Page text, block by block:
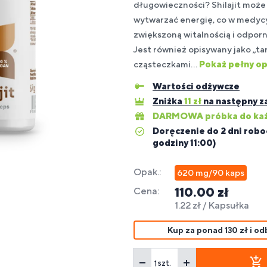
Batony
fitness,
i na stawy
zwierząt
ciała
Budowanie
masy
mięśniowej
dla
Spalacze
tłuszczu
Dla osób
z alergią
na soję
Dla
i
Dla
HYROX
długowieczności? Shilajit
wytwarzać energię, co w
zwiększoną witalnością i
Jest również opisywany jako
cząsteczkami... Pokaż pełny
Wartości odżywcze
Zniżka 11 zł na następny
DARMOWA próbka do
Doręczenie do 2 dni
godziny 11:00)
Opak.: 620 mg/90 kaps
Cena: 110.00 zł
1.22 zł / Kapsułka
Kup za ponad 130 zł i
szt.